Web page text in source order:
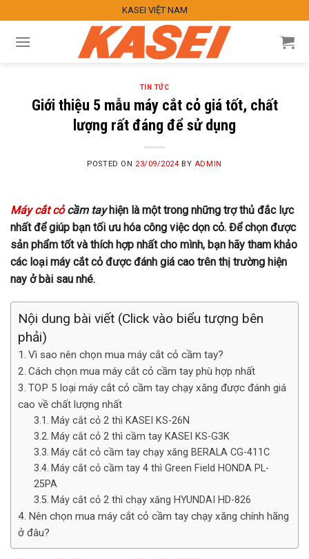
to
content
KASEI VIỆT NAM
TIN TỨC
Giới thiệu 5 mẫu máy cắt cỏ giá tốt, chất
lượng rất đáng để sử dụng
POSTED ON 23/09/2024 BY ADMIN
Máy cắt cỏcầm tayhiện là một trong những trợ thủ đắc lực
nhất để giúp bạn tối ưu hóa công việc dọn cỏ. Để chọn được
sản phẩm tốt và thích hợp nhất cho mình, bạn hãy tham khảo
các loại máy cắt cỏ được đánh giá cao trên thị trường hiện
nay ở bài sau nhé.
Nội dung bài viết (Click vào biểu tượng bên
phải)
Vì sao nên chọn mua máy cắt cỏ cầm tay?
Cách chọn mua máy cắt cỏ cầm tay phù hợp nhất
TOP 5 loại máy cắt cỏ cầm tay chạy xăng được đánh giá
cao về chất lượng nhất
Máy cắt cỏ 2 thì KASEI KS-26N
Máy cắt cỏ 2 thì cầm tay KASEI KS-G3K
Máy cắt cỏ cầm tay chạy xăng BERALA CG-411C
Máy cắt cỏ cầm tay 4 thì Green Field HONDA PL-
25PA
Máy cắt cỏ 2 thì chạy xăng HYUNDAI HD-826
Nên chọn mua máy cắt cỏ cầm tay chạy xăng chính hãng
ở đâu?